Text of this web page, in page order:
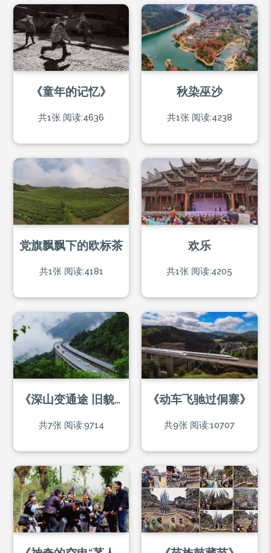
《童年的记忆》
共1张 阅读:4636
秋染巫沙
共1张 阅读:4238
党旗飘飘下的欧标茶
共1张 阅读:4181
欢乐
共1张 阅读:4205
《深山变通途 旧貌换新颜》组图
共7张 阅读:9714
《动车飞驰过侗寨》
共9张 阅读:10707